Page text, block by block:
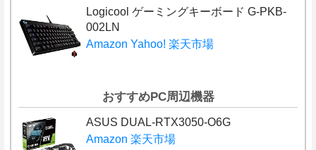
Logicool ゲーミングキーボード G-PKB-
002LN
Amazon Yahoo! 楽天市場
おすすめPC周辺機器
ASUS DUAL-RTX3050-O6G
Amazon 楽天市場